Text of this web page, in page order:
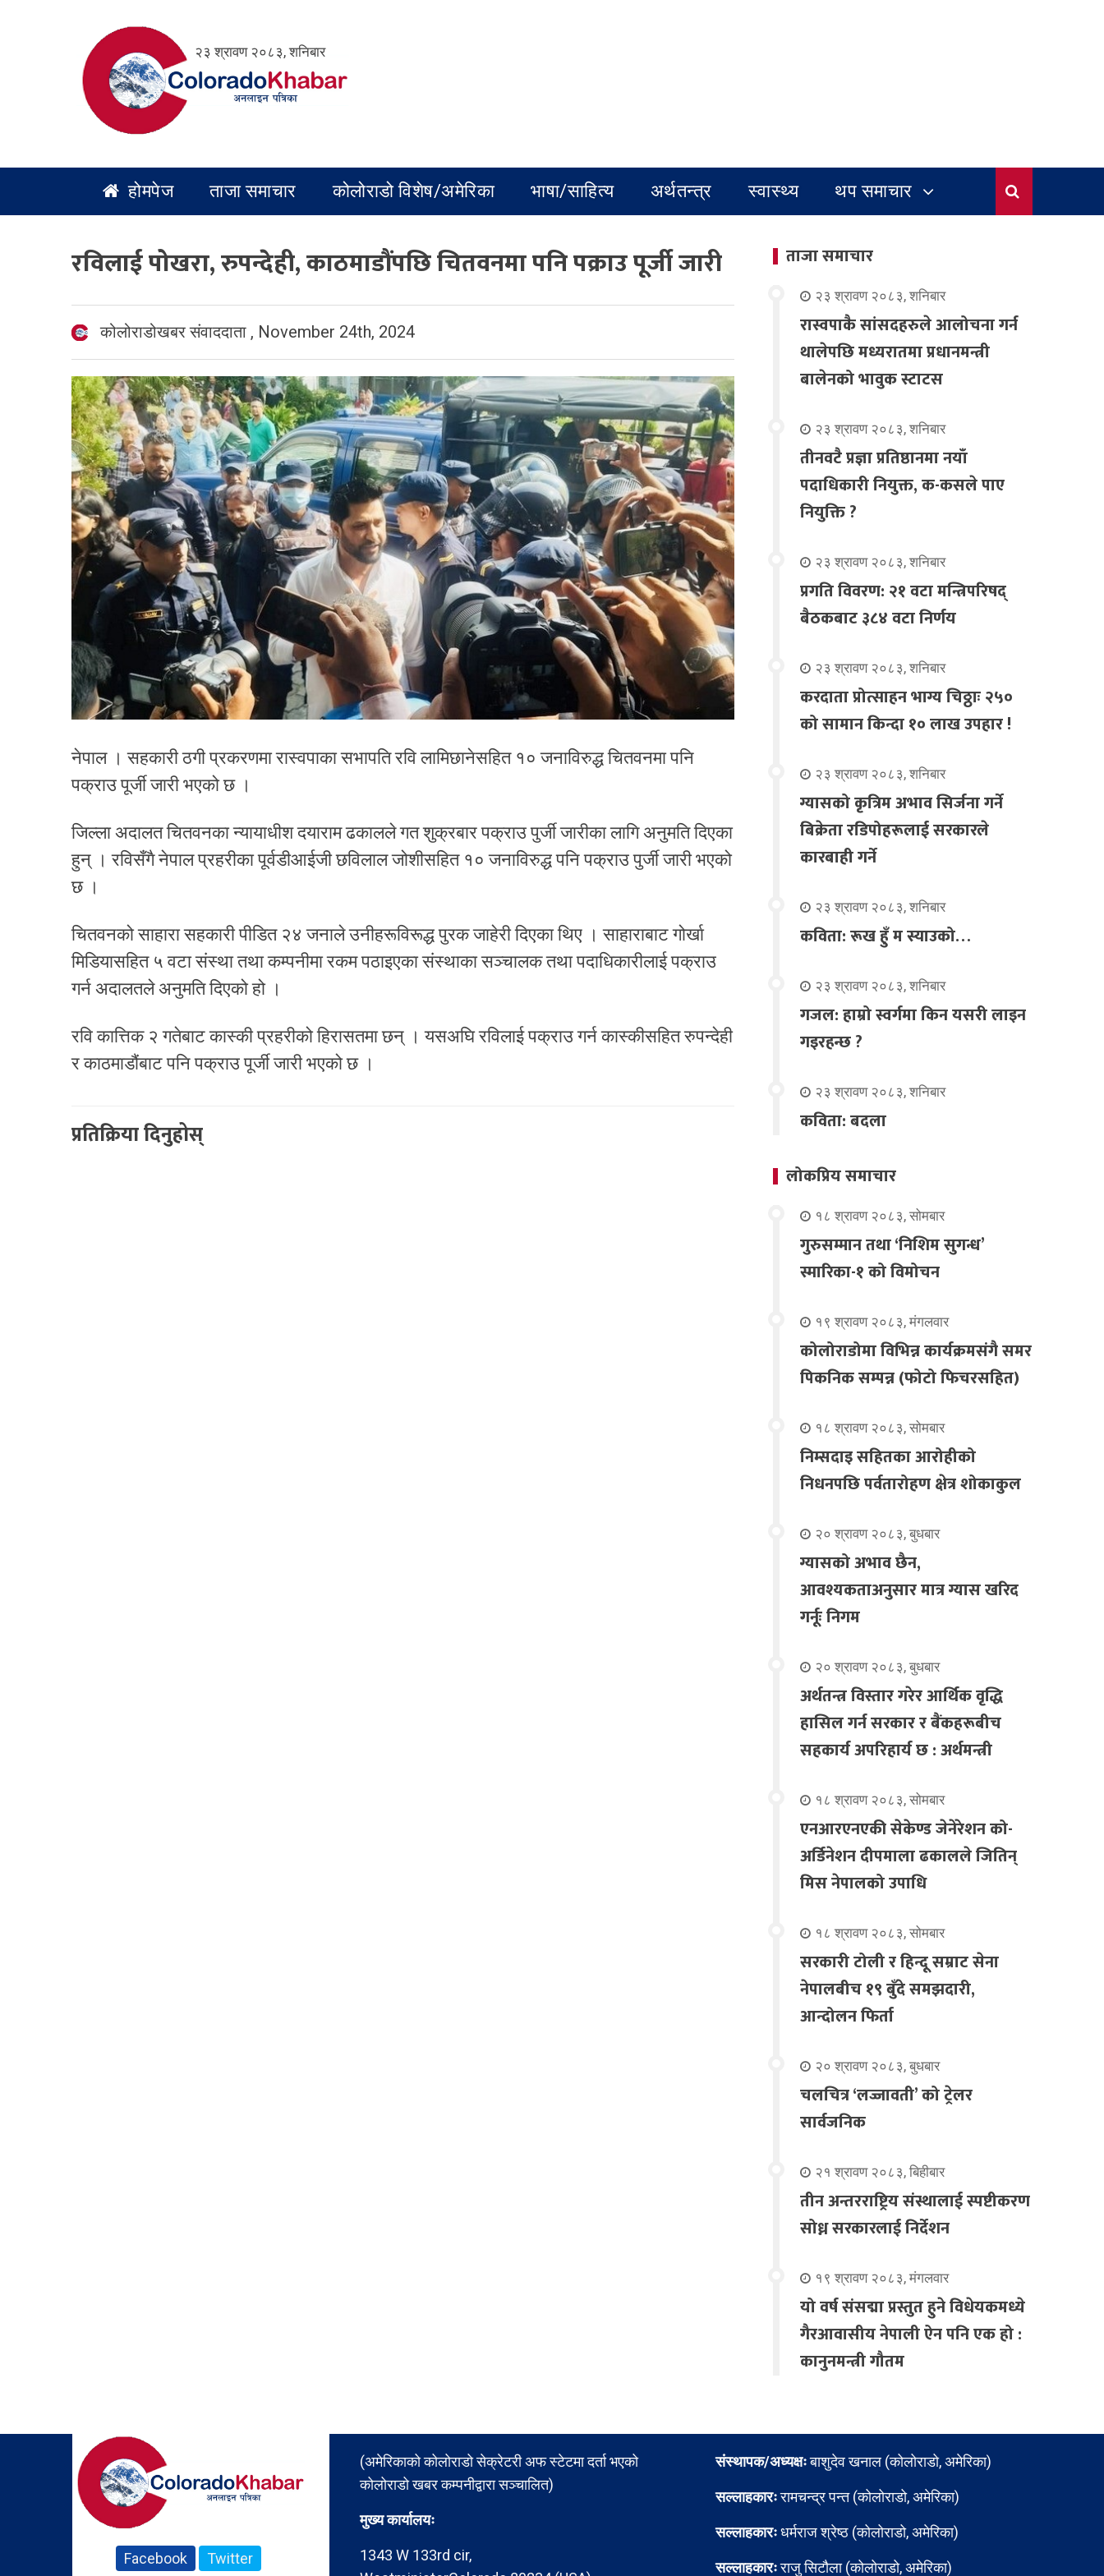
२३ श्रावण २०८३, शनिबार
होमपेज ताजा समाचार कोलोराडो विशेष/अमेरिका भाषा/साहित्य अर्थतन्त्र स्वास्थ्य थप समाचार
रविलाई पोखरा, रुपन्देही, काठमाडौंपछि चितवनमा पनि पक्राउ पूर्जी जारी
कोलोराडोखबर संवाददाता , November 24th, 2024
नेपाल । सहकारी ठगी प्रकरणमा रास्वपाका सभापति रवि लामिछानेसहित १० जनाविरुद्ध चितवनमा पनि
पक्राउ पूर्जी जारी भएको छ ।
जिल्ला अदालत चितवनका न्यायाधीश दयाराम ढकालले गत शुक्रबार पक्राउ पुर्जी जारीका लागि अनुमति दिएका
हुन् । रविसँगै नेपाल प्रहरीका पूर्वडीआईजी छविलाल जोशीसहित १० जनाविरुद्ध पनि पक्राउ पुर्जी जारी भएको
छ ।
चितवनको साहारा सहकारी पीडित २४ जनाले उनीहरूविरूद्ध पुरक जाहेरी दिएका थिए । साहाराबाट गोर्खा
मिडियासहित ५ वटा संस्था तथा कम्पनीमा रकम पठाइएका संस्थाका सञ्चालक तथा पदाधिकारीलाई पक्राउ
गर्न अदालतले अनुमति दिएको हो ।
रवि कात्तिक २ गतेबाट कास्की प्रहरीको हिरासतमा छन् । यसअघि रविलाई पक्राउ गर्न कास्कीसहित रुपन्देही
र काठमाडौंबाट पनि पक्राउ पूर्जी जारी भएको छ ।
प्रतिक्रिया दिनुहोस्
ताजा समाचार
२३ श्रावण २०८३, शनिबार
रास्वपाकै सांसदहरुले आलोचना गर्न
थालेपछि मध्यरातमा प्रधानमन्त्री
बालेनको भावुक स्टाटस
२३ श्रावण २०८३, शनिबार
तीनवटै प्रज्ञा प्रतिष्ठानमा नयाँ
पदाधिकारी नियुक्त, क-कसले पाए
नियुक्ति ?
२३ श्रावण २०८३, शनिबार
प्रगति विवरण: २१ वटा मन्त्रिपरिषद्
बैठकबाट ३८४ वटा निर्णय
२३ श्रावण २०८३, शनिबार
करदाता प्रोत्साहन भाग्य चिठ्ठाः २५०
को सामान किन्दा १० लाख उपहार !
२३ श्रावण २०८३, शनिबार
ग्यासको कृत्रिम अभाव सिर्जना गर्ने
बिक्रेता रडिपोहरूलाई सरकारले
कारबाही गर्ने
२३ श्रावण २०८३, शनिबार
कविता: रूख हुँ म स्याउको…
२३ श्रावण २०८३, शनिबार
गजल: हाम्रो स्वर्गमा किन यसरी लाइन
गइरहन्छ ?
२३ श्रावण २०८३, शनिबार
कविता: बदला
लोकप्रिय समाचार
१८ श्रावण २०८३, सोमबार
गुरुसम्मान तथा ‘निशिम सुगन्ध’
स्मारिका-१ को विमोचन
१९ श्रावण २०८३, मंगलवार
कोलोराडोमा विभिन्न कार्यक्रमसंगै समर
पिकनिक सम्पन्न (फोटो फिचरसहित)
१८ श्रावण २०८३, सोमबार
निम्सदाइ सहितका आरोहीको
निधनपछि पर्वतारोहण क्षेत्र शोकाकुल
२० श्रावण २०८३, बुधबार
ग्यासको अभाव छैन,
आवश्यकताअनुसार मात्र ग्यास खरिद
गर्नूः निगम
२० श्रावण २०८३, बुधबार
अर्थतन्त्र विस्तार गरेर आर्थिक वृद्धि
हासिल गर्न सरकार र बैंकहरूबीच
सहकार्य अपरिहार्य छ : अर्थमन्त्री
१८ श्रावण २०८३, सोमबार
एनआरएनएकी सेकेण्ड जेनेरेशन को-
अर्डिनेशन दीपमाला ढकालले जितिन्
मिस नेपालको उपाधि
१८ श्रावण २०८३, सोमबार
सरकारी टोली र हिन्दू सम्राट सेना
नेपालबीच १९ बुँदे समझदारी,
आन्दोलन फिर्ता
२० श्रावण २०८३, बुधबार
चलचित्र ‘लज्जावती’ को ट्रेलर
सार्वजनिक
२१ श्रावण २०८३, बिहीबार
तीन अन्तरराष्ट्रिय संस्थालाई स्पष्टीकरण
सोध्न सरकारलाई निर्देशन
१९ श्रावण २०८३, मंगलवार
यो वर्ष संसद्मा प्रस्तुत हुने विधेयकमध्ये
गैरआवासीय नेपाली ऐन पनि एक हो :
कानुनमन्त्री गौतम
Facebook Twitter
(अमेरिकाको कोलोराडो सेक्रेटरी अफ स्टेटमा दर्ता भएको
कोलोराडो खबर कम्पनीद्वारा सञ्चालित)
मुख्य कार्यालयः
1343 W 133rd cir,
संस्थापक/अध्यक्षःबाशुदेव खनाल (कोलोराडो, अमेरिका)
सल्लाहकारःरामचन्द्र पन्त (कोलोराडो, अमेरिका)
सल्लाहकारःधर्मराज श्रेष्ठ (कोलोराडो, अमेरिका)
सल्लाहकारःराजु सिटौला (कोलोराडो, अमेरिका)